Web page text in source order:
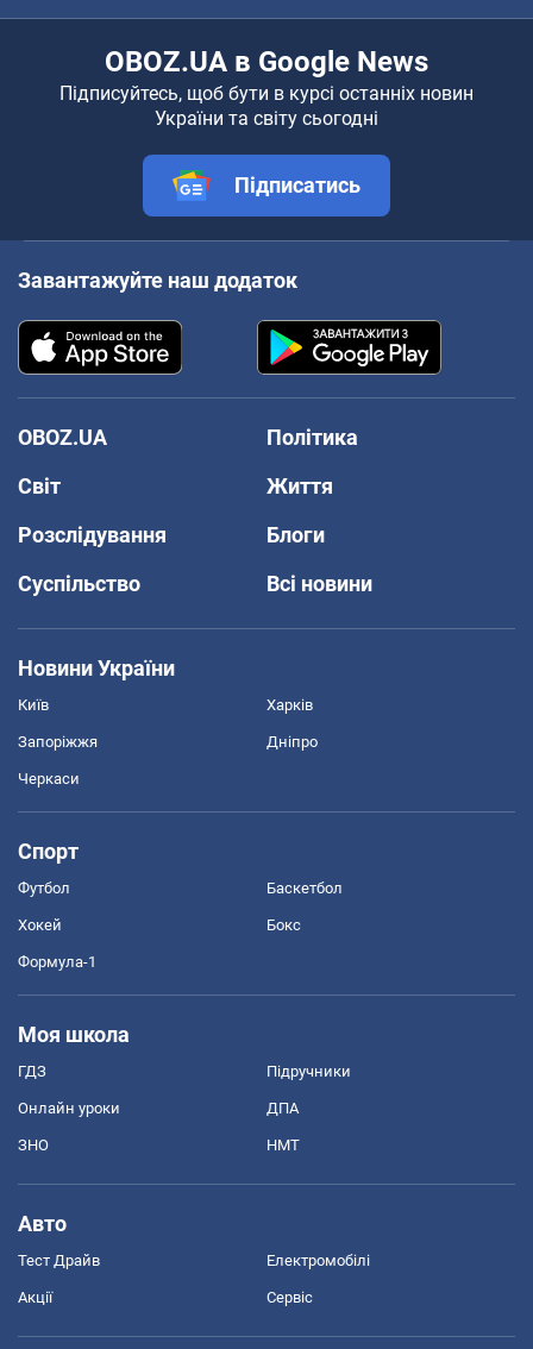
OBOZ.UA в Google News
Підписуйтесь, щоб бути в курсі останніх новин
України та світу сьогодні
Підписатись
Завантажуйте наш додаток
OBOZ.UA
Політика
Світ
Життя
Розслідування
Блоги
Суспільство
Всі новини
Новини України
Київ Харків
Запоріжжя Дніпро
Черкаси
Спорт
Футбол Баскетбол
Хокей Бокс
Формула-1
Моя школа
ГДЗ Підручники
Онлайн уроки ДПА
ЗНО НМТ
Авто
Тест Драйв Електромобілі
Акції Сервіс